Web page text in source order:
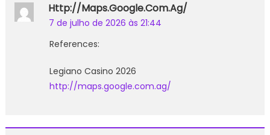
Http://maps.google.com.ag/
7 de julho de 2026 às 21:44
References:
Legiano Casino 2026
http://maps.google.com.ag/